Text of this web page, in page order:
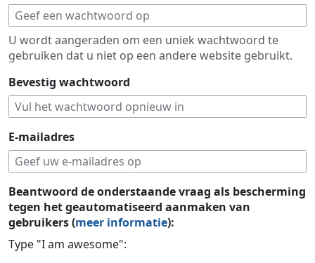
U wordt aangeraden om een uniek wachtwoord te
gebruiken dat u niet op een andere website gebruikt.
Bevestig wachtwoord
E-mailadres
Beantwoord de onderstaande vraag als bescherming
tegen het geautomatiseerd aanmaken van
gebruikers (meer informatie):
Type "I am awesome":